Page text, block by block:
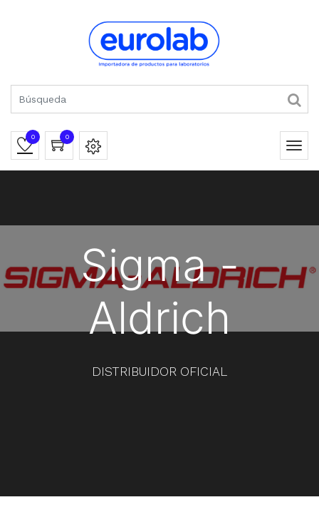
0 0
Sigma -
Aldrich
DISTRIBUIDOR OFICIAL